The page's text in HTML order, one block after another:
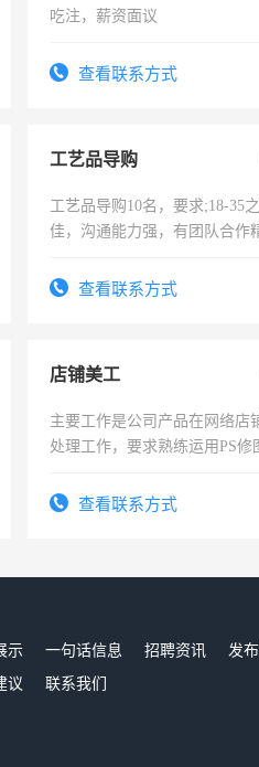
吃注，薪资面议
查看联系方式
工艺品导购
工艺品导购10名，要求;18-35
佳，沟通能力强，有团队合作
查看联系方式
店铺美工
主要工作是公司产品在网络店
处理工作，要求熟练运用PS修
查看联系方式
示 一句话信息 招聘资讯 发
议 联系我们